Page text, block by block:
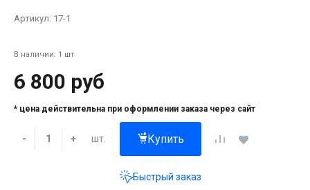
Артикул: 17-1
В наличии: 1 шт
6 800 руб
* цена действительна при оформлении заказа через сайт
- + шт. Купить
Быстрый заказ